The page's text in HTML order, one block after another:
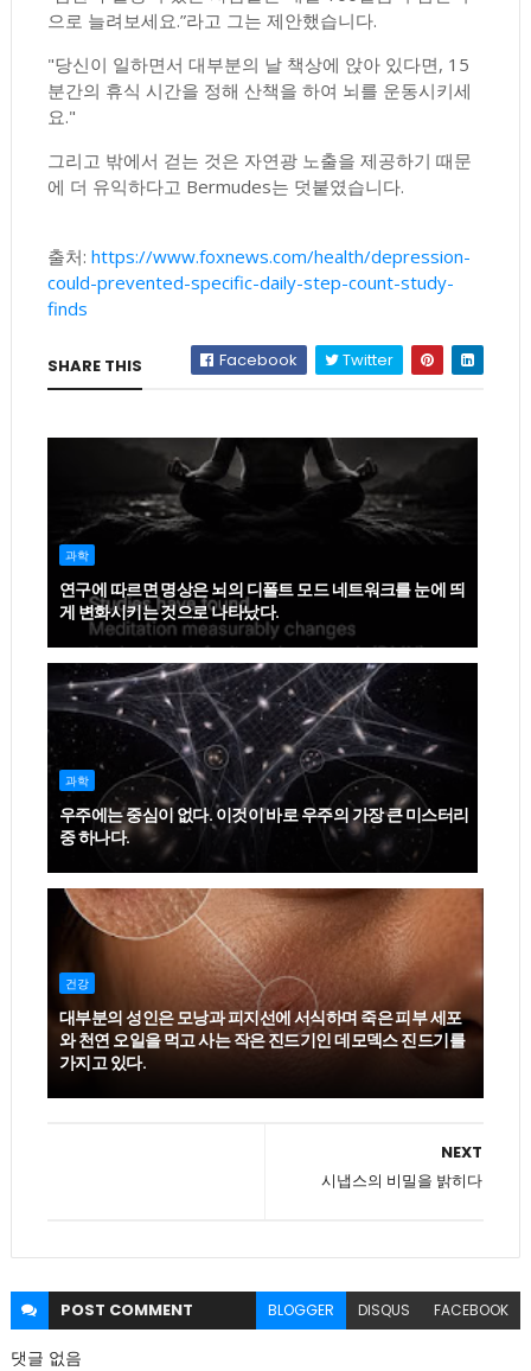
으로 늘려보세요.”라고 그는 제안했습니다.
"당신이 일하면서 대부분의 날 책상에 앉아 있다면, 15
분간의 휴식 시간을 정해 산책을 하여 뇌를 운동시키세
요."
그리고 밖에서 걷는 것은 자연광 노출을 제공하기 때문
에 더 유익하다고 Bermudes는 덧붙였습니다.
출처: https://www.foxnews.com/health/depression-
could-prevented-specific-daily-step-count-study-
finds
SHARE THIS Facebook Twitter
과학
연구에 따르면 명상은 뇌의 디폴트 모드 네트워크를 눈에 띄
게 변화시키는 것으로 나타났다.
과학
우주에는 중심이 없다. 이것이 바로 우주의 가장 큰 미스터리
중 하나다.
건강
대부분의 성인은 모낭과 피지선에 서식하며 죽은 피부 세포
와 천연 오일을 먹고 사는 작은 진드기인 데모덱스 진드기를
가지고 있다.
NEXT
시냅스의 비밀을 밝히다
POST COMMENT BLOGGER DISQUS FACEBOOK
댓글 없음